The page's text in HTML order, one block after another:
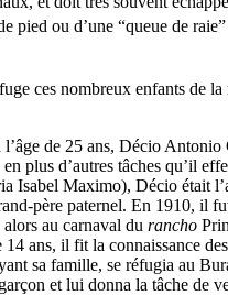
pied ou d’une “queue de raie”
ces nombreux enfants de
de 25 ans, Décio
plus d’autres tâches qu’il
Isabel Maximo), Décio était
père paternel. En 1910, il
au carnaval du rancho
ans, il fit la connaissance
sa famille, se réfugia au
et lui donna la tâche de